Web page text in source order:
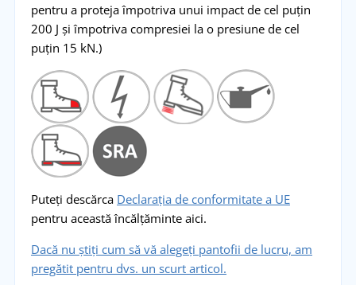
pentru a proteja împotriva unui impact de cel puțin
200 J și împotriva compresiei la o presiune de cel
puțin 15 kN.)
Puteți descărca Declarația de conformitate a UE
pentru această încălțăminte aici.
Dacă nu știți cum să vă alegeți pantofii de lucru, am
pregătit pentru dvs. un scurt articol.